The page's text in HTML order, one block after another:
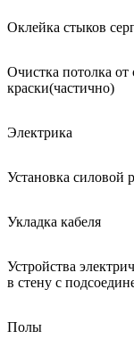
Оклейка стыков
Очистка потолка от
краски(частично)
Электрика
Установка силовой
Укладка кабеля
Устройства
в стену с
Полы